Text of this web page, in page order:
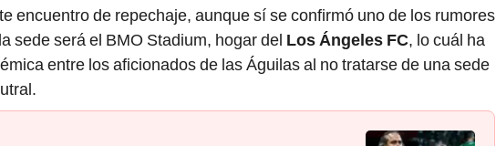
encuentro de repechaje, aunque sí se confirmó uno de los rumores
sede será el BMO Stadium, hogar del Los Ángeles FC, lo cuál ha
entre los aficionados de las Águilas al no tratarse de una sede